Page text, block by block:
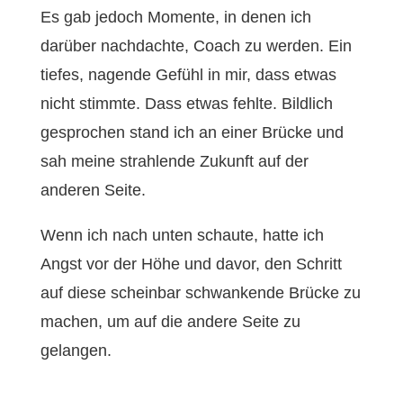
Es gab jedoch Momente, in denen ich
darüber nachdachte, Coach zu werden. Ein
tiefes, nagende Gefühl in mir, dass etwas
nicht stimmte. Dass etwas fehlte. Bildlich
gesprochen stand ich an einer Brücke und
sah meine strahlende Zukunft auf der
anderen Seite.
Wenn ich nach unten schaute, hatte ich
Angst vor der Höhe und davor, den Schritt
auf diese scheinbar schwankende Brücke zu
machen, um auf die andere Seite zu
gelangen.